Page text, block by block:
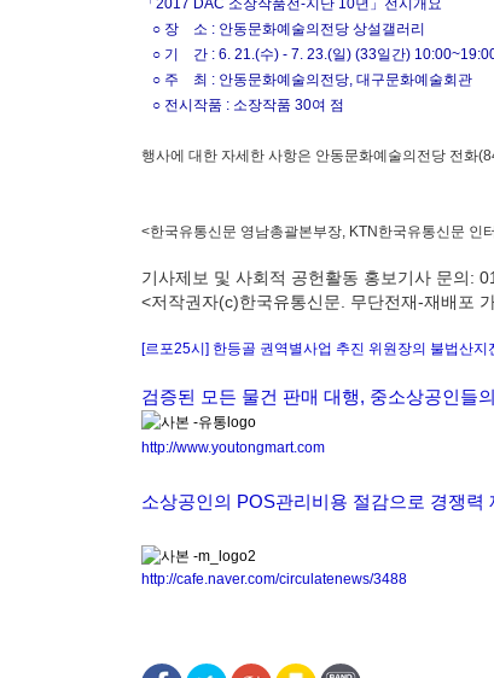
○ 장 소 : 안동문화예술의전당 상설갤러리
○ 기 간 : 6. 21.(수) - 7. 23.(일) (33일간)
○ 주 최 : 안동문화예술의전당, 대구문화예술회관
○ 전시작품 : 소장작품 30여 점
행사에 대한 자세한 사항은 안동문화예술의전당 전화
<한국유통신문 영남총괄본부장, KTN한국유통신문 인
기사제보 및 사회적 공헌활동 홍보기사 문의:
<저작권자(c)한국유통신문. 무단전재-재배포
[르포25시] 한등골 권역별사업 추진 위원장의 불법산
검증된 모든 물건 판매 대행, 중소상공인들
http://www.youtongmart.com
소상공인의 POS관리비용 절감으로 경쟁
http://cafe.naver.com/circulatenews/3488